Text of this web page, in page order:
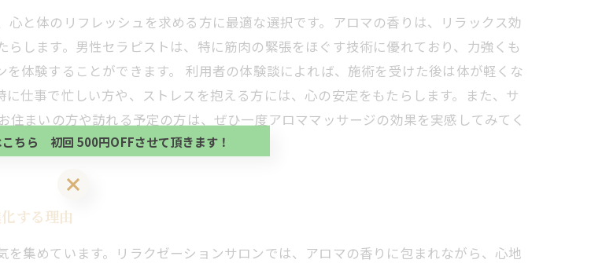
と体のリフレッシュを求める方に最適な選択です。アロマの香りは、リラックス効
します。男性セラピストは、特に筋肉の緊張をほぐす技術に優れており、力強くも
体験することができます。 利用者の体験談によれば、施術を受けた後は体が軽くな
仕事で忙しい方や、ストレスを抱える方には、心の安定をもたらします。また、サ
まいの方や訪れる予定の方は、ぜひ一度アロママッサージの効果を実感してみてく
する理由
集めています。リラクゼーションサロンでは、アロマの香りに包まれながら、心地
にお友達登録頂いたお客様は
せて頂きます。 既に 追加済の
お手数ですが、✖印でお閉じ下さい。
こちら 初回 500円OFFさせて頂きます！
にお友達登録頂いたお客様は
せて頂きます。 既に 追加済の
手数ですが、✖印でお閉じ下さい。
ちら 初回 500円OFFさせて頂きます！